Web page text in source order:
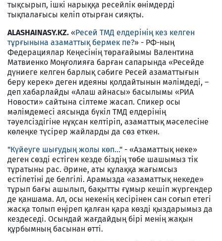
тықсырып, ішкі нарыққа ресейлік өнімдерді
тықпалағысы келіп отырған сияқты.
ALASHAINASY.KZ. «Ресей ТМД елдерінің кез келген
тұрғынына азаматтық бермек пе?» - РФ-ның
Федерациялар Кеңесінің төрағайымы Валентина
Матвиенко Моңғолияға барған сапарында «Ресейде
дүниеге келген барлық сәбиге Ресей азаматтығын
беру керек» деген идеяны қолдайтынын мәлімдеді, –
деп хабарлайды «Алаш айнасы» басылымы «РИА
Новости» сайтына сілтеме жасап. Спикер осы
мәлімдемесі аясында бүкіл ТМД елдерінің
тәуелсіздігіне нұқсан келтіріп, азаматтық мәселесіне
көлеңке түсірер жайларды да сөз еткен.
"Күйеуге шығудың жолы көп..." - «Азаматтық неке»
деген сөзді естіген кезде біздің төбе шашымыз тік
тұратыны рас. Әрине, аты құлаққа жағымсыз
естілетіні де белгілі. Арамызда «азаматтық некеде»
тұрып бағы ашылып, бақытты ғұмыр кешіп жүргендер
де қаншама. Ал, осы некенің кесірінен сан соғып етегі
жасқа толып еңіреп қалған қара көзді қыздарымыз да
кездеседі. Осындай жағдайдың бірі менің жақын
құрбымның басынан өтті.